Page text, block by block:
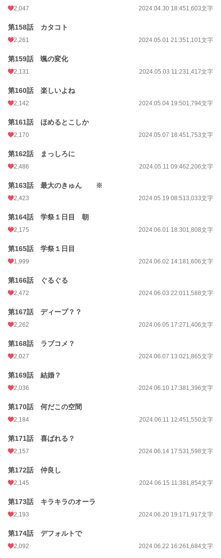
2,047 2024.04.30 18:451,603文字
第158話 カタコト
2,261 2024.05.01 21:351,101文字
第159話 颯の変化
2,131 2024.05.03 11:231,417文字
第160話 楽しいよね
2,142 2024.05.04 19:501,794文字
第161話 ほめるとこしか
2,170 2024.05.07 18:451,753文字
第162話 まっしろに
2,486 2024.05.11 09:462,206文字
第163話 最大のきゅん ※
2,423 2024.05.19 08:51 3,033文字
第164話 学祭１日目 朝
2,175 2024.06.01 18:301,808文字
第165話 学祭１日目
1,999 2024.06.02 14:181,606文字
第166話 ぐるぐる
2,472 2024.06.03 22:01 1,588文字
第167話 ディープ？？
2,262 2024.06.05 17:271,406文字
第168話 ラブコメ？
2,027 2024.06.07 13:021,865文字
第169話 結婚？
2,036 2024.06.10 17:381,396文字
第170話 何だこの空間
2,184 2024.06.11 12:451,550文字
第171話 喜ばれる？
2,157 2024.06.14 17:531,598文字
第172話 仲良し
2,145 2024.06.15 11:381,854文字
第173話 キラキラのオーラ
2,193 2024.06.20 19:171,917文字
第174話 デフォルトで
2,092 2024.06.22 16:261,684文字